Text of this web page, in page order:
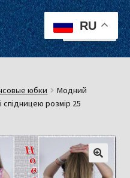
Меню
юбки
Модний
розмір 25
RU